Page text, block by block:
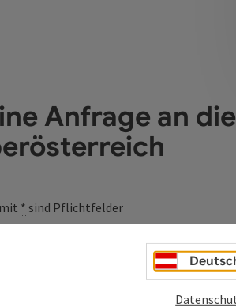
Anfrage an
* sind Pflichtfelder
Nachname